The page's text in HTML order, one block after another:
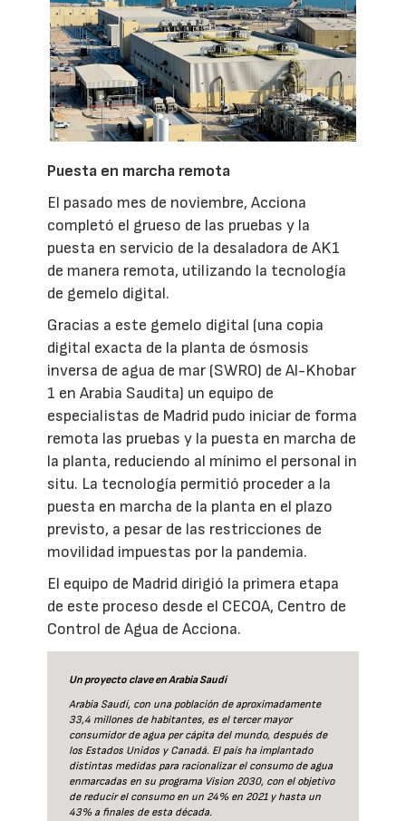
Puesta en marcha remota
El pasado mes de noviembre, Acciona
completó el grueso de las pruebas y la
puesta en servicio de la desaladora de AK1
de manera remota, utilizando la tecnología
de gemelo digital.
Gracias a este gemelo digital (una copia
digital exacta de la planta de ósmosis
inversa de agua de mar (SWRO) de Al-Khobar
1 en Arabia Saudita) un equipo de
especialistas de Madrid pudo iniciar de forma
remota las pruebas y la puesta en marcha de
la planta, reduciendo al mínimo el personal in
situ. La tecnología permitió proceder a la
puesta en marcha de la planta en el plazo
previsto, a pesar de las restricciones de
movilidad impuestas por la pandemia.
El equipo de Madrid dirigió la primera etapa
de este proceso desde el CECOA, Centro de
Control de Agua de Acciona.
Un proyecto clave en Arabia Saudí
Arabia Saudí, con una población de aproximadamente
33,4 millones de habitantes, es el tercer mayor
consumidor de agua per cápita del mundo, después de
los Estados Unidos y Canadá. El país ha implantado
distintas medidas para racionalizar el consumo de agua
enmarcadas en su programa Vision 2030, con el objetivo
de reducir el consumo en un 24% en 2021 y hasta un
43% a finales de esta década.